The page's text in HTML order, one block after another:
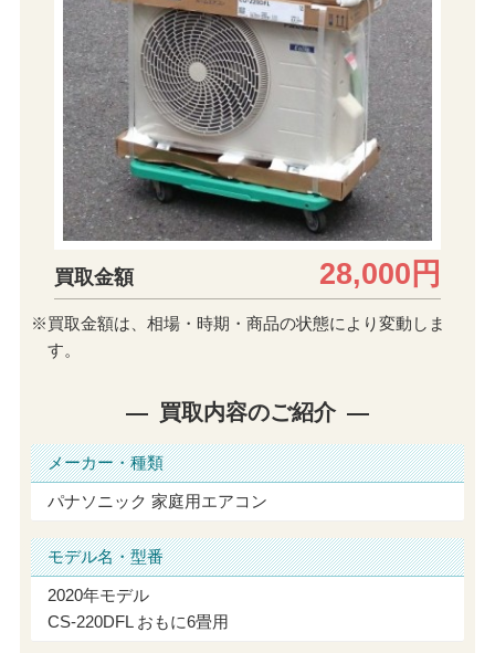
買取金額 28,000円
※買取金額は、相場・時期・商品の状態により変動しま
す。
買取内容のご紹介
メーカー・種類
パナソニック 家庭用エアコン
モデル名・型番
2020年モデル
CS-220DFL おもに6畳用